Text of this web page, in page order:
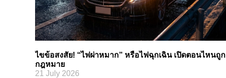
ไขข้อสงสัย! “ไฟผ่าหมาก” หรือไฟฉุกเฉิน เปิดตอนไหนถูก
กฎหมาย
21 July 2026